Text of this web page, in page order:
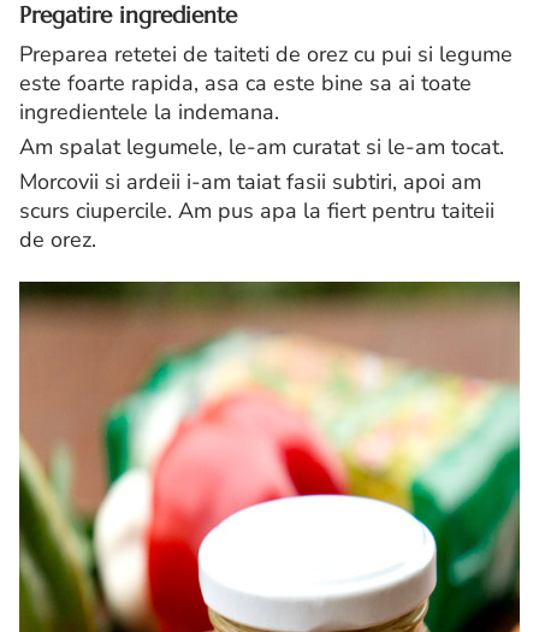
Pregatire ingrediente
Preparea retetei de taiteti de orez cu pui si legume
este foarte rapida, asa ca este bine sa ai toate
ingredientele la indemana.
Am spalat legumele, le-am curatat si le-am tocat.
Morcovii si ardeii i-am taiat fasii subtiri, apoi am
scurs ciupercile. Am pus apa la fiert pentru taiteii
de orez.